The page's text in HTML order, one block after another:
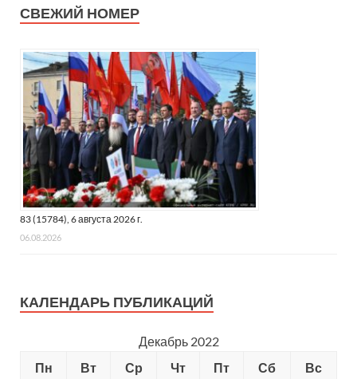
СВЕЖИЙ НОМЕР
83 (15784), 6 августа 2026 г.
06.08.2026
КАЛЕНДАРЬ ПУБЛИКАЦИЙ
Декабрь 2022
Пн
Вт Ср Чт Пт Сб Вс